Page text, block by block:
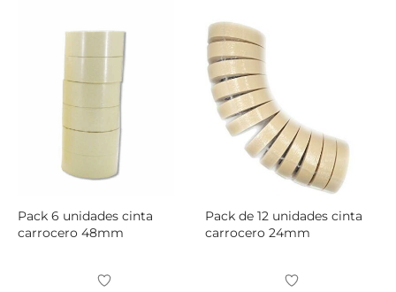
Pack 6 unidades cinta
carrocero 48mm
Pack de 12 unidades cinta
carrocero 24mm